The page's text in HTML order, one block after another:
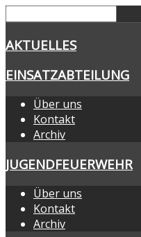
AKTUELLES
EINSATZABTEILUNG
Über uns
Kontakt
Archiv
JUGENDFEUERWEHR
Über uns
Kontakt
Archiv